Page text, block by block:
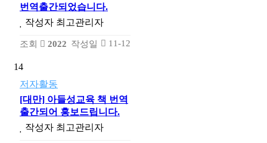
번역출간되었습니다.
작성자 최고관리자
조회 2022 작성일 11-12
14
저자활동
[대만] 아들성교육 책 번역
출간되어 홍보드립니다.
작성자 최고관리자